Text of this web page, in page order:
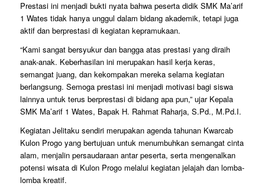
Prestasi ini menjadi bukti nyata bahwa peserta didik SMK Ma’arif
1 Wates tidak hanya unggul dalam bidang akademik, tetapi juga
aktif dan berprestasi di kegiatan kepramukaan.
“Kami sangat bersyukur dan bangga atas prestasi yang diraih
anak-anak. Keberhasilan ini merupakan hasil kerja keras,
semangat juang, dan kekompakan mereka selama kegiatan
berlangsung. Semoga prestasi ini menjadi motivasi bagi siswa
lainnya untuk terus berprestasi di bidang apa pun,” ujar Kepala
SMK Ma’arif 1 Wates, Bapak H. Rahmat Raharja, S.Pd., M.Pd.I.
Kegiatan Jelitaku sendiri merupakan agenda tahunan Kwarcab
Kulon Progo yang bertujuan untuk menumbuhkan semangat cinta
alam, menjalin persaudaraan antar peserta, serta mengenalkan
potensi wisata di Kulon Progo melalui kegiatan jelajah dan lomba-
lomba kreatif.